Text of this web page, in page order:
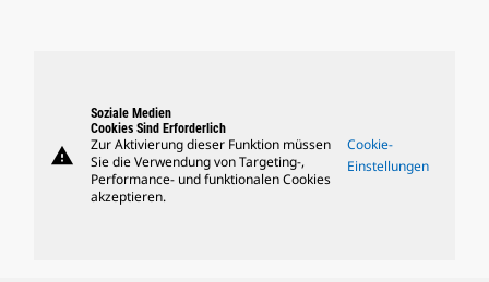
warning
Soziale Medien
Cookies Sind Erforderlich
Zur Aktivierung dieser Funktion müssen
Sie die Verwendung von Targeting-,
Performance- und funktionalen Cookies
akzeptieren.
Cookie-
Einstellungen